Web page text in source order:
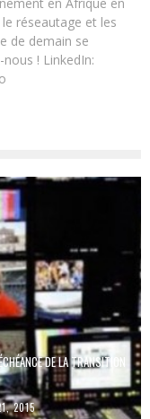
réseautage et les
de demain se
! LinkedIn:
DE LA TRANSITION
2015